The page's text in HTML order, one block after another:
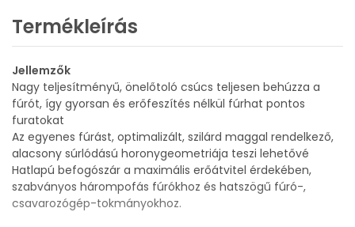
Termékleírás
Jellemzők
Nagy teljesítményű, önelőtoló csúcs teljesen behúzza a
fúrót, így gyorsan és erőfeszítés nélkül fúrhat pontos
furatokat
Az egyenes fúrást, optimalizált, szilárd maggal rendelkező,
alacsony súrlódású horonygeometriája teszi lehetővé
Hatlapú befogószár a maximális erőátvitel érdekében,
szabványos hárompofás fúrókhoz és hatszögű fúró-,
csavarozógép-tokmányokhoz.